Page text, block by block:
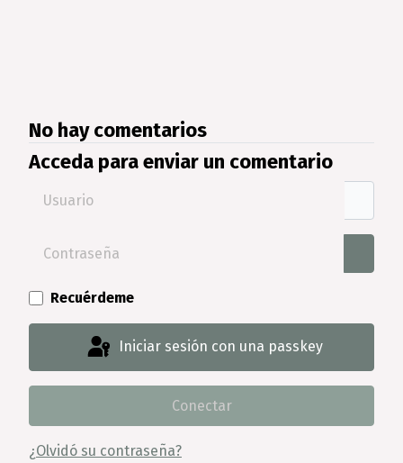
No hay comentarios
Acceda para enviar un comentario
Usuario
Contraseña
Recuérdeme
Iniciar sesión con una passkey
Conectar
¿Olvidó su contraseña?